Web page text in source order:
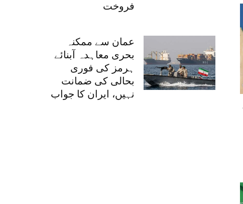
فروخت
عمان سے ممکنہ
بحری معاہدہ آبنائے
ہرمز کی فوری
بحالی کی ضمانت
نہیں، ایران کا جواب